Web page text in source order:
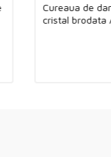
Cureaua de
cristal brodata